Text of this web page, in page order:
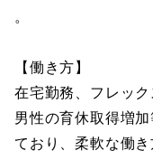
。
【働き方】
在宅勤務、フレック
男性の育休取得増
ており、柔軟な働き